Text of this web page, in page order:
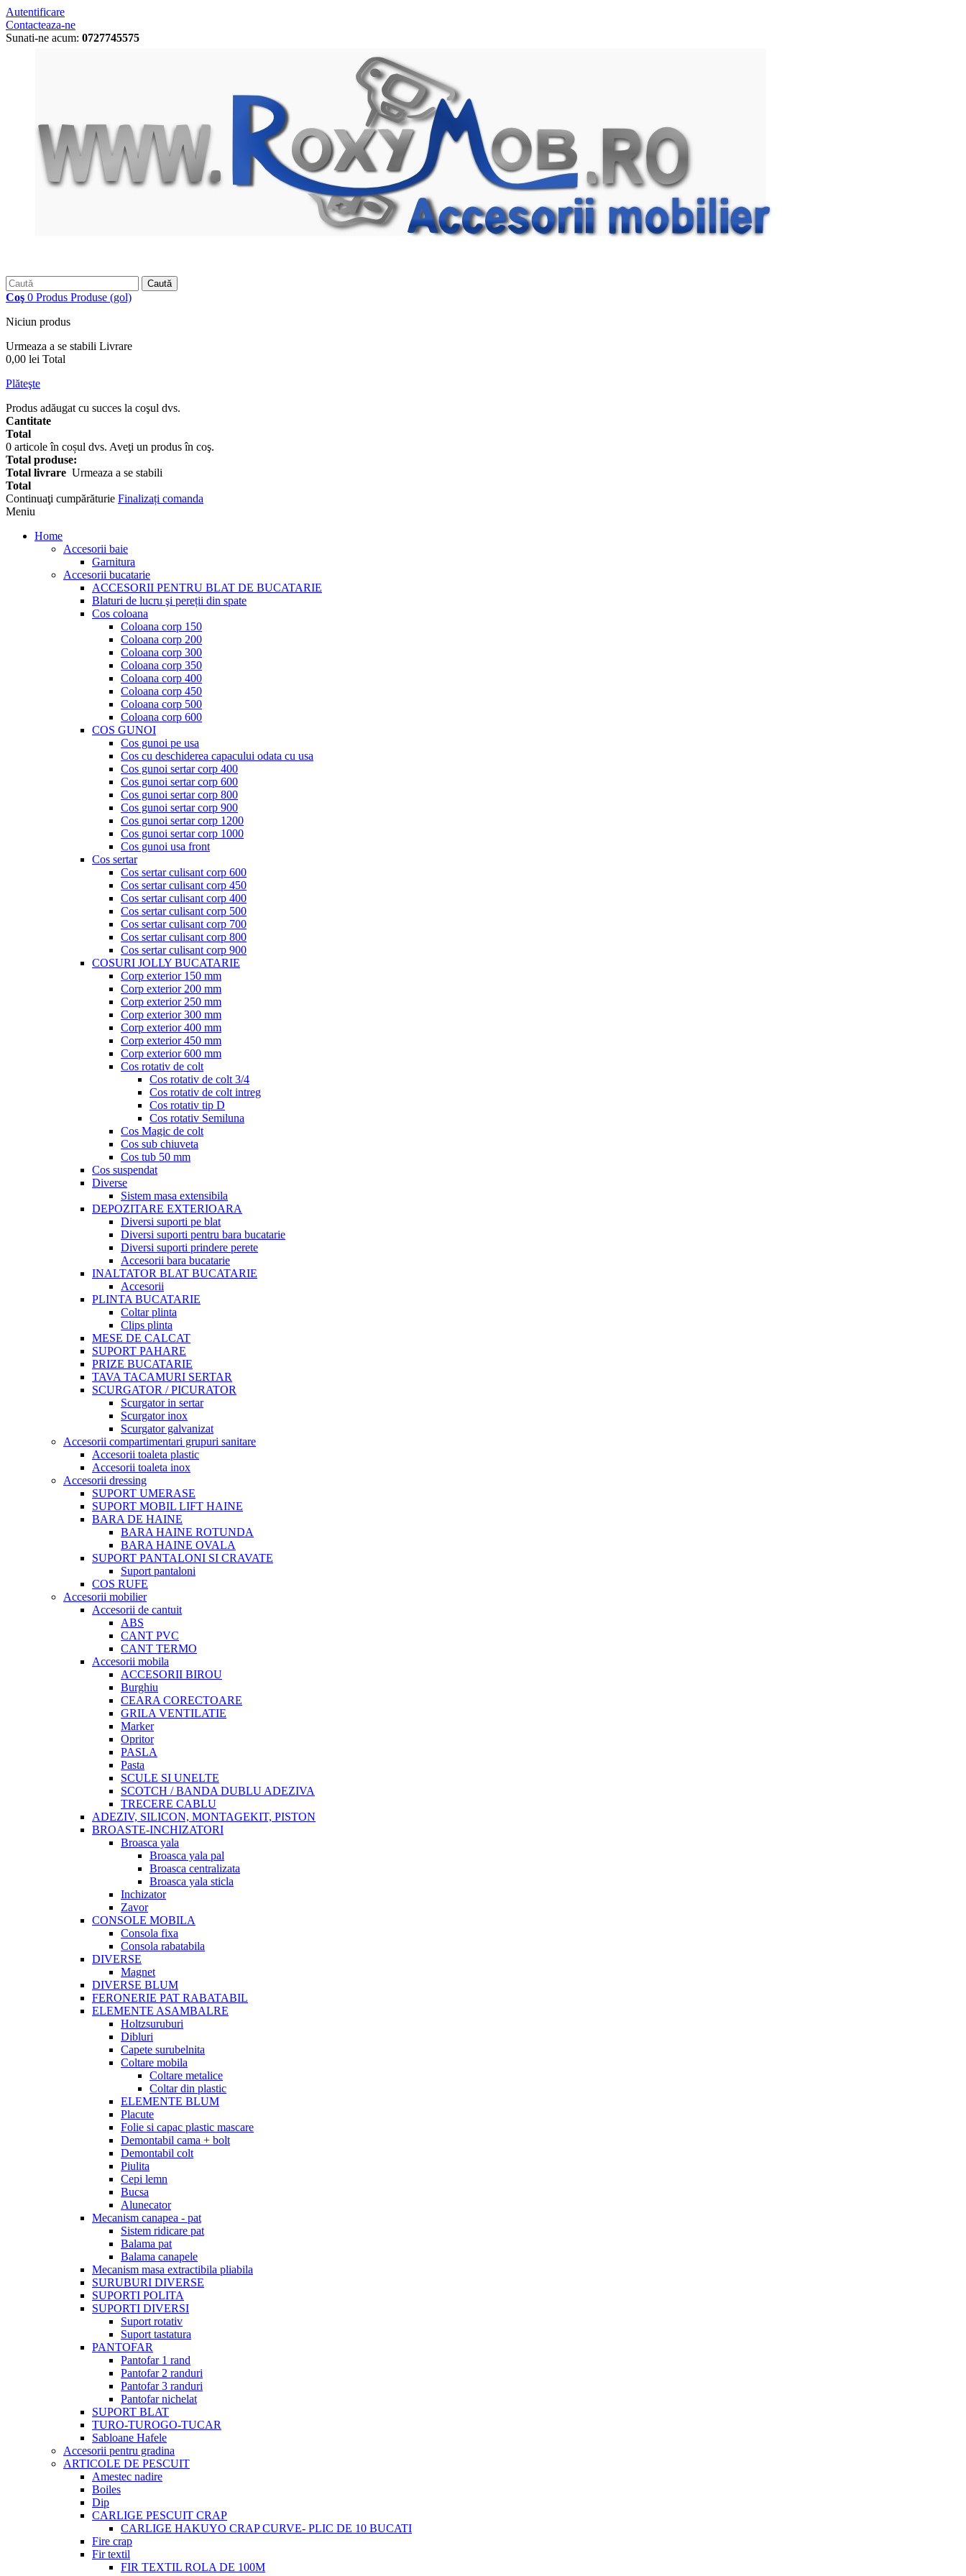
Autentificare
Contacteaza-ne
Sunati-ne acum: 0727745575
Caută
Coş 0 Produs Produse (gol)
Niciun produs
Urmeaza a se stabili Livrare
0,00 lei Total
Plăteşte
Produs adăugat cu succes la coşul dvs.
Cantitate
Total
0 articole în coșul dvs. Aveţi un produs în coş.
Total produse:
Total livrare Urmeaza a se stabili
Total
Continuaţi cumpărăturie Finalizați comanda
Meniu
Home
Accesorii baie
Garnitura
Accesorii bucatarie
ACCESORII PENTRU BLAT DE BUCATARIE
Blaturi de lucru şi pereții din spate
Cos coloana
Coloana corp 150
Coloana corp 200
Coloana corp 300
Coloana corp 350
Coloana corp 400
Coloana corp 450
Coloana corp 500
Coloana corp 600
COS GUNOI
Cos gunoi pe usa
Cos cu deschiderea capacului odata cu usa
Cos gunoi sertar corp 400
Cos gunoi sertar corp 600
Cos gunoi sertar corp 800
Cos gunoi sertar corp 900
Cos gunoi sertar corp 1200
Cos gunoi sertar corp 1000
Cos gunoi usa front
Cos sertar
Cos sertar culisant corp 600
Cos sertar culisant corp 450
Cos sertar culisant corp 400
Cos sertar culisant corp 500
Cos sertar culisant corp 700
Cos sertar culisant corp 800
Cos sertar culisant corp 900
COSURI JOLLY BUCATARIE
Corp exterior 150 mm
Corp exterior 200 mm
Corp exterior 250 mm
Corp exterior 300 mm
Corp exterior 400 mm
Corp exterior 450 mm
Corp exterior 600 mm
Cos rotativ de colt
Cos rotativ de colt 3/4
Cos rotativ de colt intreg
Cos rotativ tip D
Cos rotativ Semiluna
Cos Magic de colt
Cos sub chiuveta
Cos tub 50 mm
Cos suspendat
Diverse
Sistem masa extensibila
DEPOZITARE EXTERIOARA
Diversi suporti pe blat
Diversi suporti pentru bara bucatarie
Diversi suporti prindere perete
Accesorii bara bucatarie
INALTATOR BLAT BUCATARIE
Accesorii
PLINTA BUCATARIE
Coltar plinta
Clips plinta
MESE DE CALCAT
SUPORT PAHARE
PRIZE BUCATARIE
TAVA TACAMURI SERTAR
SCURGATOR / PICURATOR
Scurgator in sertar
Scurgator inox
Scurgator galvanizat
Accesorii compartimentari grupuri sanitare
Accesorii toaleta plastic
Accesorii toaleta inox
Accesorii dressing
SUPORT UMERASE
SUPORT MOBIL LIFT HAINE
BARA DE HAINE
BARA HAINE ROTUNDA
BARA HAINE OVALA
SUPORT PANTALONI SI CRAVATE
Suport pantaloni
COS RUFE
Accesorii mobilier
Accesorii de cantuit
ABS
CANT PVC
CANT TERMO
Accesorii mobila
ACCESORII BIROU
Burghiu
CEARA CORECTOARE
GRILA VENTILATIE
Marker
Opritor
PASLA
Pasta
SCULE SI UNELTE
SCOTCH / BANDA DUBLU ADEZIVA
TRECERE CABLU
ADEZIV, SILICON, MONTAGEKIT, PISTON
BROASTE-INCHIZATORI
Broasca yala
Broasca yala pal
Broasca centralizata
Broasca yala sticla
Inchizator
Zavor
CONSOLE MOBILA
Consola fixa
Consola rabatabila
DIVERSE
Magnet
DIVERSE BLUM
FERONERIE PAT RABATABIL
ELEMENTE ASAMBALRE
Holtzsuruburi
Dibluri
Capete surubelnita
Coltare mobila
Coltare metalice
Coltar din plastic
ELEMENTE BLUM
Placute
Folie si capac plastic mascare
Demontabil cama + bolt
Demontabil colt
Piulita
Cepi lemn
Bucsa
Alunecator
Mecanism canapea - pat
Sistem ridicare pat
Balama pat
Balama canapele
Mecanism masa extractibila pliabila
SURUBURI DIVERSE
SUPORTI POLITA
SUPORTI DIVERSI
Suport rotativ
Suport tastatura
PANTOFAR
Pantofar 1 rand
Pantofar 2 randuri
Pantofar 3 randuri
Pantofar nichelat
SUPORT BLAT
TURO-TUROGO-TUCAR
Sabloane Hafele
Accesorii pentru gradina
ARTICOLE DE PESCUIT
Amestec nadire
Boiles
Dip
CARLIGE PESCUIT CRAP
CARLIGE HAKUYO CRAP CURVE- PLIC DE 10 BUCATI
Fire crap
Fir textil
FIR TEXTIL ROLA DE 100M